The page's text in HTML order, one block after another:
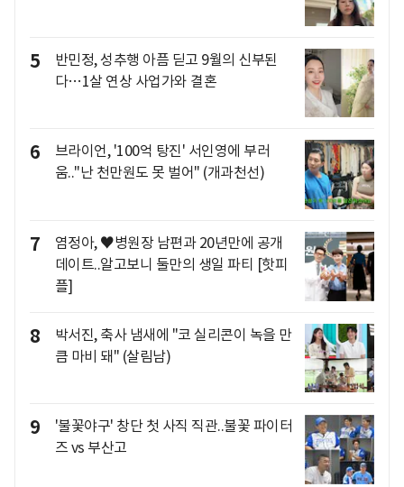
5
반민정, 성추행 아픔 딛고 9월의 신부된
다…1살 연상 사업가와 결혼
6
브라이언, '100억 탕진' 서인영에 부러
움.."난 천만원도 못 벌어" (개과천선)
7
염정아, ♥병원장 남편과 20년만에 공개
데이트..알고보니 둘만의 생일 파티 [핫피
플]
8
박서진, 축사 냄새에 "코 실리콘이 녹을 만
큼 마비 돼" (살림남)
9
'불꽃야구' 창단 첫 사직 직관..불꽃 파이터
즈 vs 부산고